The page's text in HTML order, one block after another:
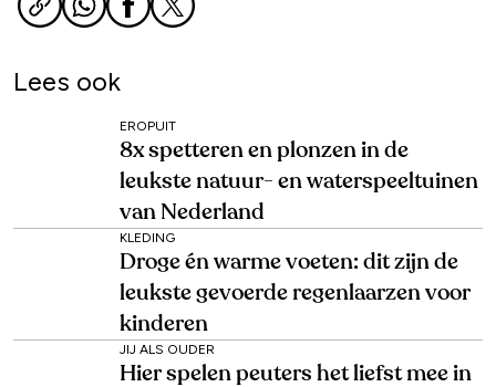
Lees ook
EROPUIT
8x spetteren en plonzen in de
leukste natuur- en waterspeeltuinen
van Nederland
KLEDING
Droge én warme voeten: dit zijn de
leukste gevoerde regenlaarzen voor
kinderen
JIJ ALS OUDER
Hier spelen peuters het liefst mee in